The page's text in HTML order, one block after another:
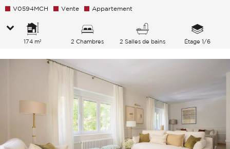
V0594MCH Vente Appartement
174 m² 2 Chambres 2 Salles de bains Étage 1/6